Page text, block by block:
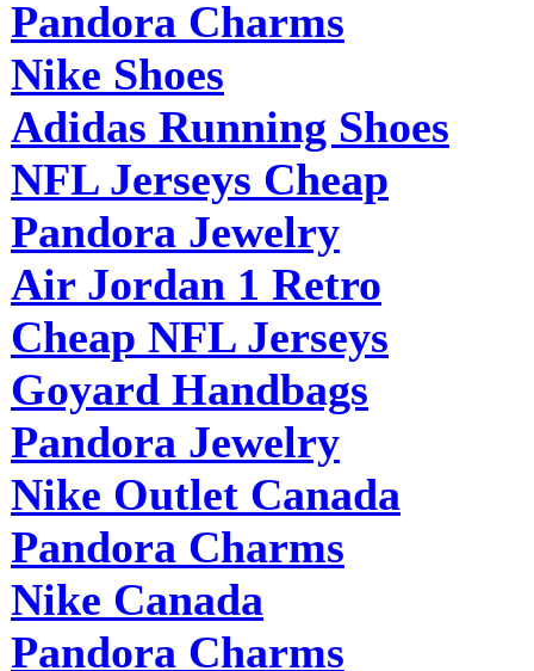
Pandora Charms
Nike Shoes
Adidas Running Shoes
NFL Jerseys Cheap
Pandora Jewelry
Air Jordan 1 Retro
Cheap NFL Jerseys
Goyard Handbags
Pandora Jewelry
Nike Outlet Canada
Pandora Charms
Nike Canada
Pandora Charms